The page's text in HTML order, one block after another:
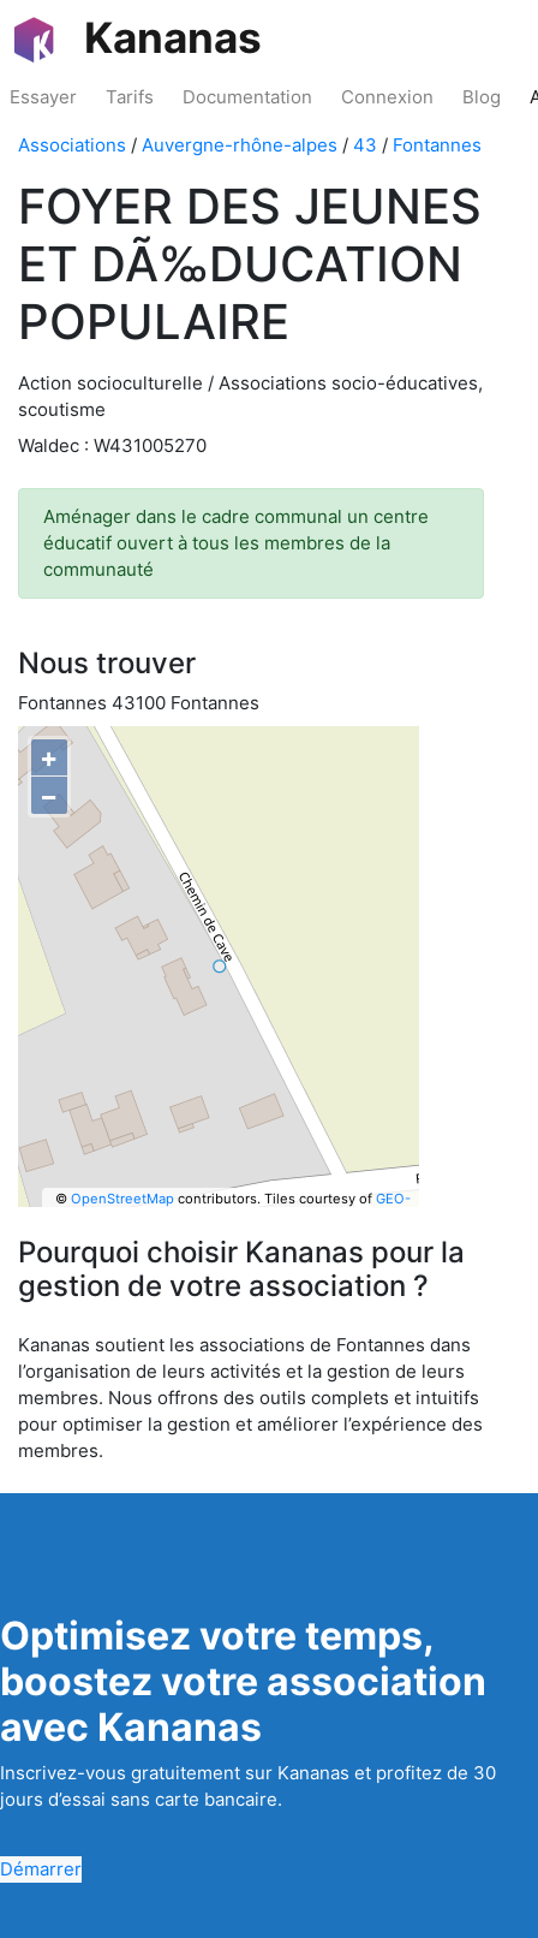
Kananas
Essayer Tarifs Documentation Connexion Blog
Associations / Auvergne-rhône-alpes / 43 / Fontannes
FOYER DES JEUNES
ET DÃ‰DUCATION
POPULAIRE
Action socioculturelle / Associations socio-éducatives,
scoutisme
Waldec : W431005270
Aménager dans le cadre communal un centre
éducatif ouvert à tous les membres de la
communauté
Nous trouver
Fontannes 43100 Fontannes
+
−
© OpenStreetMapcontributors. Tiles courtesy of GEO-
Pourquoi choisir Kananas pour la
gestion de votre association ?
Kananas soutient les associations de Fontannes dans
l’organisation de leurs activités et la gestion de leurs
membres. Nous offrons des outils complets et intuitifs
pour optimiser la gestion et améliorer l’expérience des
membres.
Optimisez votre temps,
boostez votre association
avec Kananas
Inscrivez-vous gratuitement sur Kananas et profitez de 30
jours d’essai sans carte bancaire.
Démarrer